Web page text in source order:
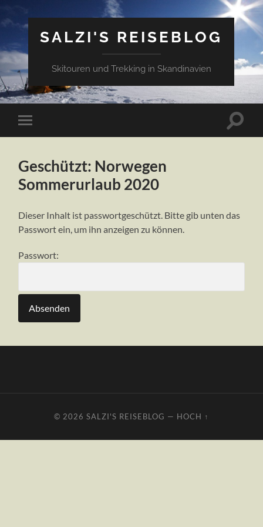
SALZI'S REISEBLOG
Skitouren und Trekking in Skandinavien
Mobile-
Menü
Geschützt: Norwegen
Sommerurlaub 2020
Dieser Inhalt ist passwortgeschützt. Bitte gib unten das
Passwort ein, um ihn anzeigen zu können.
Passwort:
© 2026 SALZI'S REISEBLOG — HOCH ↑